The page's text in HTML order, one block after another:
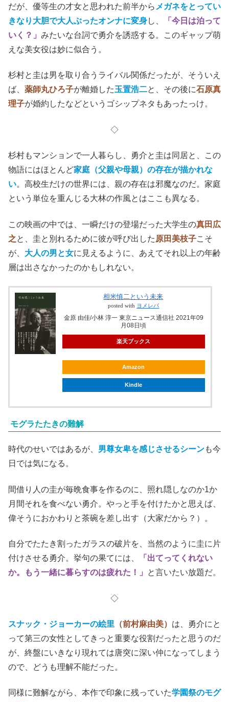
だが、優等生の才女と思われた前半から メガネをとってい
きなり大胆で大人ぶったオンナに変身し、
「今日は泊って
いく？」 みたいな台詞で勇介を誘惑する。このギャップ萌
えな美女役は妙に似合う。
杉村と圭は男を取り合うライバル関係だったが、そういえ
ば、 薬師丸ひろ子が離婚した玉置浩二と、その後に石原真
理子が婚約したなどというゴシップネタもあったっけ。
◇
杉村もマンションで一人暮らし、勇介と圭は同居と、この
物語にはほとんど家庭（父親や母親）の存在が描かれな
い。高校生だけの世界には、親の存在は邪魔なのだ。家庭
という単位を重んじる大林の作風とはここも異なる。
この映画の中では、一瞬だけの登場だった大学生の真田広
之と、圭と別れるために彼が呼び出した 原田美枝子こそ
が、 大人の男と女に見えるように、あえてそれ以上の年齢
層は出さなかったのかもしれない。
相米慎二という未来
posted with ヨメレバ
金原 由佳/小林 淳一 東京ニュース通信社 2021年09
月08日頃
楽天ブックス
Amazon
Kindle
モグラたたきの難解
時代のせいではあるが、 男尊女卑を感じさせるシーンも今
日では気になる。
間借り人の圭が毎晩食事を作るのに、照れ隠しなのか1か
月間それを食べない勇介。やっと手を付けたかと思えば、
偉そうにおかわりと茶碗を差し出す（大家だから？）。
自分でたたき割ったガラスの破片を、当然のように圭に片
付けさせる勇介。挙句の果てには、
「出てってくれない
か。もう一緒に暮らすのは疲れた！」
と言いたい放題だ。
◇
スナック・ジョーカーの絵里 （前村麻由美） は、勇介にと
って第三の女性としてきっと重要な役割だったと思うのだ
が、終盤にいきなり現れては唐突に深い仲になってしまう
ので、どうも理解不能だった。
同様に難解ながら、本作で印象に残っていた学園祭のモグ